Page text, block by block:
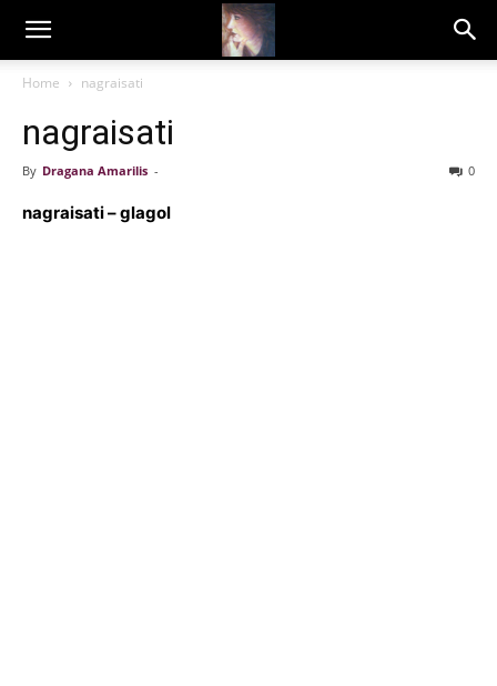
Dragana
Amarilis
Home nagraisati
nagraisati
By Dragana Amarilis - 0
nagraisati – glagol